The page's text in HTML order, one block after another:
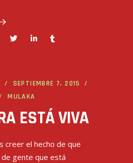
SEPTIEMBRE 7, 2015
MULAKA
ESTÁ VIVA
creer el hecho de que
gente que está